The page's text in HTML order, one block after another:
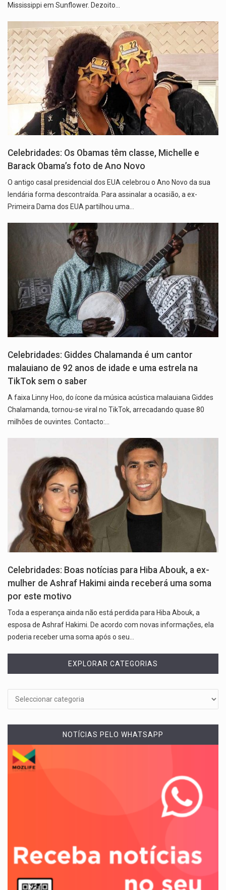
Mississippi em Sunflower. Dezoito…
Celebridades: Os Obamas têm classe, Michelle e
Barack Obama’s foto de Ano Novo
O antigo casal presidencial dos EUA celebrou o Ano Novo da sua
lendária forma descontraída. Para assinalar a ocasião, a ex-
Primeira Dama dos EUA partilhou uma…
Celebridades: Giddes Chalamanda é um cantor
malauiano de 92 anos de idade e uma estrela na
TikTok sem o saber
A faixa Linny Hoo, do ícone da música acústica malauiana Giddes
Chalamanda, tornou-se viral no TikTok, arrecadando quase 80
milhões de ouvintes. Contacto:…
Celebridades: Boas notícias para Hiba Abouk, a ex-
mulher de Ashraf Hakimi ainda receberá uma soma
por este motivo
Toda a esperança ainda não está perdida para Hiba Abouk, a
esposa de Ashraf Hakimi. De acordo com novas informações, ela
poderia receber uma soma após o seu…
EXPLORAR CATEGORIAS
NOTÍCIAS PELO WHATSAPP